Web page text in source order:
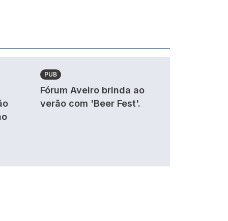
PUB
Fórum Aveiro brinda ao
verão com 'Beer Fest'.